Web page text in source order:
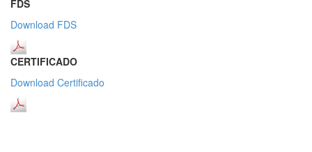
FDS
Download FDS
CERTIFICADO
Download Certificado